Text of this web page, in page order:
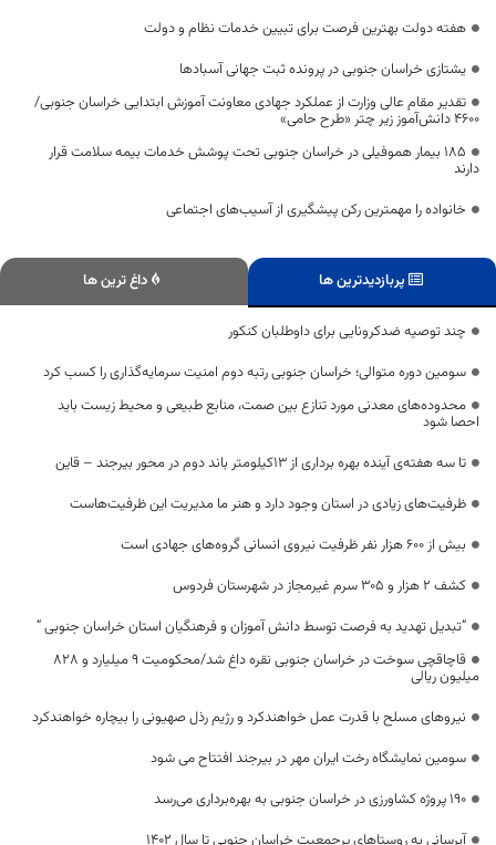
هفته دولت بهترین فرصت برای تبیین خدمات نظام و دولت
یشتازی خراسان جنوبی در پرونده ثبت جهانی آسبادها
تقدیر مقام عالی وزارت از عملکرد جهادی معاونت آموزش ابتدایی خراسان جنوبی/
۴۶۰۰ دانش‌آموز زیر چتر «طرح حامی»
۱۸۵ بیمار هموفیلی در خراسان جنوبی تحت پوشش خدمات بیمه سلامت قرار
دارند
خانواده را مهمترین رکن پیشگیری از آسیب‌های اجتماعی
پربازدیدترین ها داغ ترین ها
چند توصیه ضدکرونایی برای داوطلبان کنکور
سومین دوره متوالی؛ خراسان جنوبی رتبه دوم امنیت سرمایه‌گذاری را کسب کرد
محدوده‌های معدنی مورد تنازع بین صمت، منابع طبیعی و محیط زیست باید
احصا شود
تا سه هفته‌ی آینده بهره برداری از ۱۳کیلومتر باند دوم در محور بیرجند – قاین
ظرفیت‌های زیادی در استان وجود دارد و هنر ما مدیریت این ظرفیت‌هاست
بیش از ۶۰۰ هزار نفر ظرفیت نیروی انسانی گروه‌های جهادی است
کشف ۲ هزار و ۳۰۵ سرم غیرمجاز در شهرستان فردوس
“تبدیل تهدید به فرصت توسط دانش آموزان و فرهنگیان استان خراسان جنوبی “
قاچاقچی سوخت در خراسان جنوبی نقره داغ شد/محکومیت ۹ میلیارد و ۸۲۸
میلیون ریالی
نیروهای مسلح با قدرت عمل خواهندکرد و رژیم رذل صهیونی را بیچاره خواهندکرد
سومین نمایشگاه رخت ایران مهر در بیرجند افتتاح می شود
۱۹۰ پروژه کشاورزی در خراسان جنوبی به بهره‌برداری می‌رسد
آبرسانی به روستاهای پرجمعیت خراسان جنوبی تا سال ۱۴۰۲